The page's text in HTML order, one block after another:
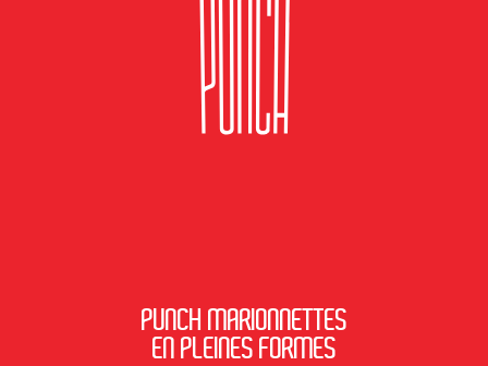
PUNCH MARIONNETTES
EN PLEINES FORMES